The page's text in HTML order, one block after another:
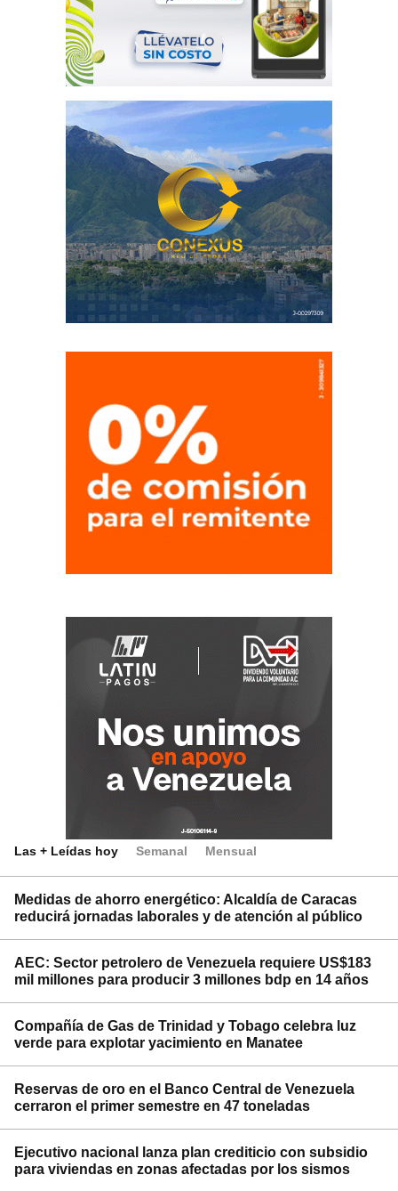
Las + Leídas hoy Semanal Mensual
Medidas de ahorro energético: Alcaldía de Caracas
reducirá jornadas laborales y de atención al público
AEC: Sector petrolero de Venezuela requiere US$183
mil millones para producir 3 millones bdp en 14 años
Compañía de Gas de Trinidad y Tobago celebra luz
verde para explotar yacimiento en Manatee
Reservas de oro en el Banco Central de Venezuela
cerraron el primer semestre en 47 toneladas
Ejecutivo nacional lanza plan crediticio con subsidio
para viviendas en zonas afectadas por los sismos